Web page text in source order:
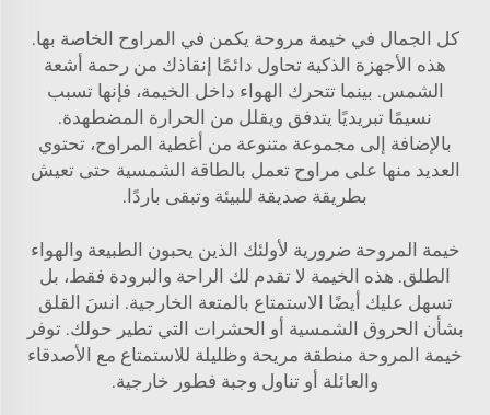
كل الجمال في خيمة مروحة يكمن في المراوح الخاصة بها.
هذه الأجهزة الذكية تحاول دائمًا إنقاذك من رحمة أشعة
الشمس. بينما تتحرك الهواء داخل الخيمة، فإنها تسبب
نسيمًا تبريديًا يتدفق ويقلل من الحرارة المضطهدة.
بالإضافة إلى مجموعة متنوعة من أغطية المراوح، تحتوي
العديد منها على مراوح تعمل بالطاقة الشمسية حتى تعيش
بطريقة صديقة للبيئة وتبقى باردًا.
خيمة المروحة ضرورية لأولئك الذين يحبون الطبيعة والهواء
الطلق. هذه الخيمة لا تقدم لك الراحة والبرودة فقط، بل
تسهل عليك أيضًا الاستمتاع بالمتعة الخارجية. انسَ القلق
بشأن الحروق الشمسية أو الحشرات التي تطير حولك. توفر
خيمة المروحة منطقة مريحة وظليلة للاستمتاع مع الأصدقاء
والعائلة أو تناول وجبة فطور خارجية.